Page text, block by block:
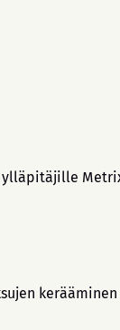
ylläpitäjille
kerääminen